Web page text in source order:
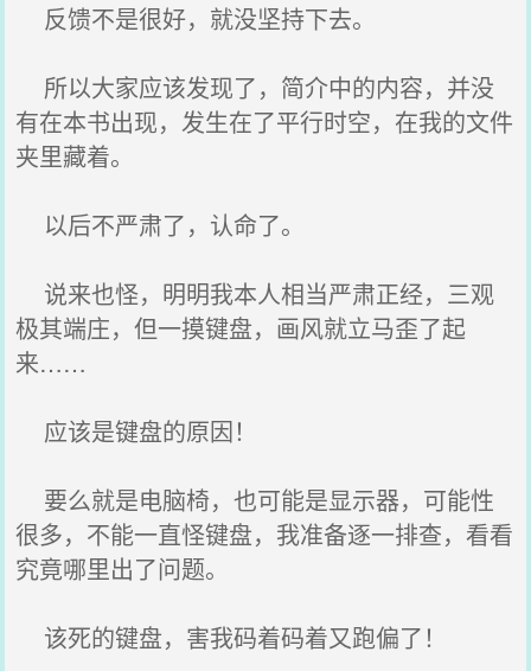
反馈不是很好，就没坚持下去。
所以大家应该发现了，简介中的内容，并没
有在本书出现，发生在了平行时空，在我的文件
夹里藏着。
以后不严肃了，认命了。
说来也怪，明明我本人相当严肃正经，三观
极其端庄，但一摸键盘，画风就立马歪了起
来……
应该是键盘的原因！
要么就是电脑椅，也可能是显示器，可能性
很多，不能一直怪键盘，我准备逐一排查，看看
究竟哪里出了问题。
该死的键盘，害我码着码着又跑偏了！